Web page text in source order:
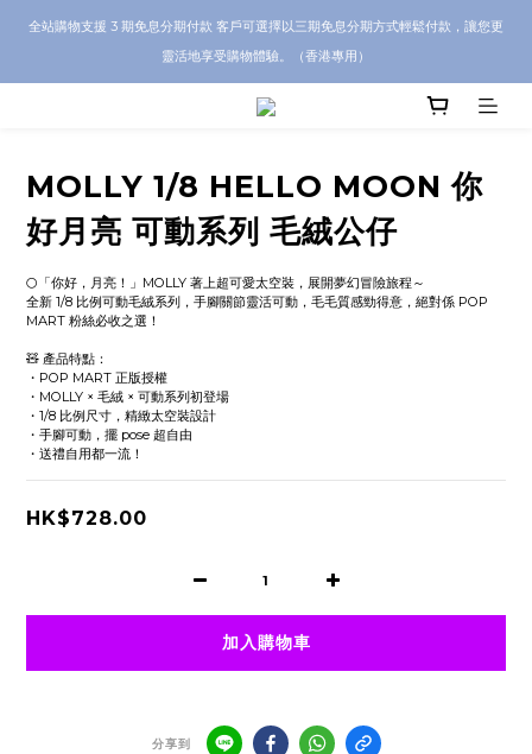
CRA5Y SHOP 全店 100% 正品保證｜支持香港本地 + 海外寄送｜💬 有任何問題？歡
迎 WhatsApp 聯絡我們查詢代購服務
全站購物支援 3 期免息分期付款 客戶可選擇以三期免息分期方式輕鬆付款，讓您更
靈活地享受購物體驗。（香港專用）
CRA5Y SHOP 全店 100% 正品保證｜支持香港本地 + 海外寄送｜💬 有任何問題？歡
MOLLY 1/8 HELLO MOON 你
好月亮 可動系列 毛絨公仔
🌕「你好，月亮！」MOLLY 著上超可愛太空裝，展開夢幻冒險旅程～
全新 1/8 比例可動毛絨系列，手腳關節靈活可動，毛毛質感勁得意，絕對係 POP
MART 粉絲必收之選！
🧸 產品特點：
・POP MART 正版授權
・MOLLY × 毛絨 × 可動系列初登場
・1/8 比例尺寸，精緻太空裝設計
・手腳可動，擺 pose 超自由
・送禮自用都一流！
HK$728.00
加入購物車
分享到